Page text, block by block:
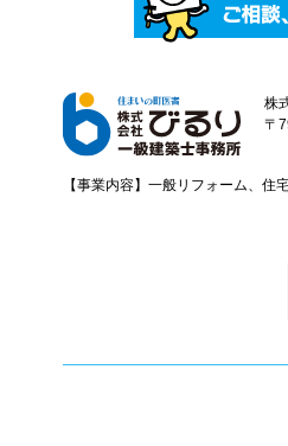
株
〒
【事業内容】一般リフォーム、